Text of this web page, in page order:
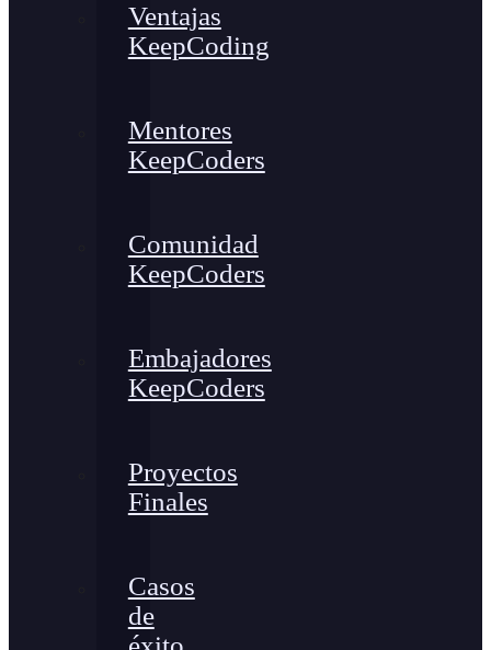
Ventajas
KeepCoding
Mentores
KeepCoders
Comunidad
KeepCoders
Embajadores
KeepCoders
Proyectos
Finales
Casos
de